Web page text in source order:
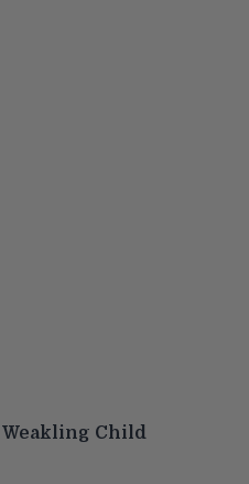
Weakling Child